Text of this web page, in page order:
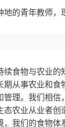
的青年教师，
续食物与农业的
期从事农业和食
管理。我们相信
态农业从业者创
，我们的食物体